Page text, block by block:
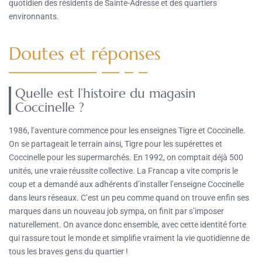
quotidien des résidents de Sainte-Adresse et des quartiers
environnants.
Doutes et réponses
Quelle est l’histoire du magasin
Coccinelle ?
1986, l’aventure commence pour les enseignes Tigre et Coccinelle.
On se partageait le terrain ainsi, Tigre pour les supérettes et
Coccinelle pour les supermarchés. En 1992, on comptait déjà 500
unités, une vraie réussite collective. La Francap a vite compris le
coup et a demandé aux adhérents d’installer l’enseigne Coccinelle
dans leurs réseaux. C’est un peu comme quand on trouve enfin ses
marques dans un nouveau job sympa, on finit par s’imposer
naturellement. On avance donc ensemble, avec cette identité forte
qui rassure tout le monde et simplifie vraiment la vie quotidienne de
tous les braves gens du quartier !